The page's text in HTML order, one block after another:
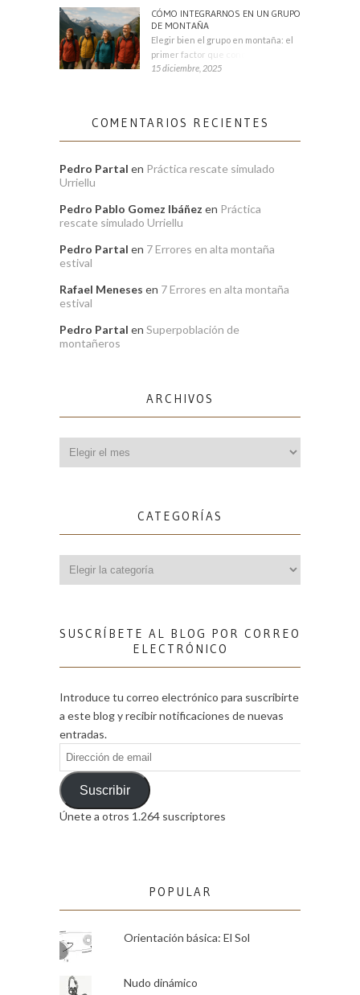
CÓMO INTEGRARNOS EN UN GRUPO
DE MONTAÑA
Elegir bien el grupo en montaña: el
primer factor que condiciona tu
15 diciembre, 2025
COMENTARIOS RECIENTES
Pedro Partal en Práctica rescate simulado
Urriellu
Pedro Pablo Gomez Ibáñez en Práctica
rescate simulado Urriellu
Pedro Partal en 7 Errores en alta montaña
estival
Rafael Meneses en 7 Errores en alta montaña
estival
Pedro Partal en Superpoblación de
montañeros
ARCHIVOS
CATEGORÍAS
SUSCRÍBETE AL BLOG POR CORREO
ELECTRÓNICO
Introduce tu correo electrónico para suscribirte
a este blog y recibir notificaciones de nuevas
entradas.
Dirección
de
emailSuscribir
Únete a otros 1.264 suscriptores
POPULAR
Orientación básica: El Sol
Nudo dinámico